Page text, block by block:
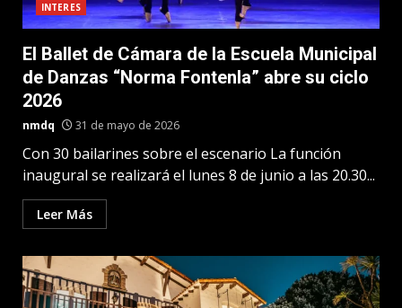
INTERES
El Ballet de Cámara de la Escuela Municipal
de Danzas “Norma Fontenla” abre su ciclo
2026
nmdq 31 de mayo de 2026
Con 30 bailarines sobre el escenario La función
inaugural se realizará el lunes 8 de junio a las 20.30...
Leer Más